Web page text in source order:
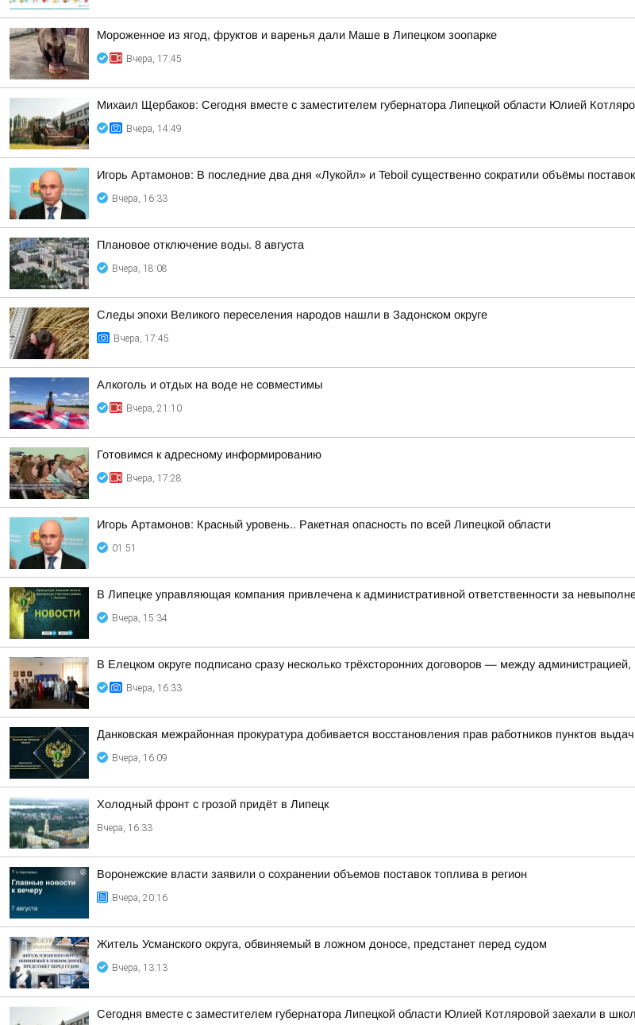
Мороженное из ягод, фруктов и варенья дали Маше в Липецком зоопарке
Вчера, 17:45
Михаил Щербаков: Сегодня вместе с заместителем губернатора Липецкой области Юлией
Вчера, 14:49
Игорь Артамонов: В последние два дня «Лукойл» и Teboil существенно сократили объёмы
Вчера, 16:33
Плановое отключение воды. 8 августа
Вчера, 18:08
Следы эпохи Великого переселения народов нашли в Задонском округе
Вчера, 17:45
Алкоголь и отдых на воде не совместимы
Вчера, 21:10
Готовимся к адресному информированию
Вчера, 17:28
Игорь Артамонов: Красный уровень.. Ракетная опасность по всей Липецкой области
01:51
В Липецке управляющая компания привлечена к административной ответственности за
Вчера, 15:34
В Елецком округе подписано сразу несколько трёхсторонних договоров — между
Вчера, 16:33
Данковская межрайонная прокуратура добивается восстановления прав работников пунктов
Вчера, 16:09
Холодный фронт с грозой придёт в Липецк
Вчера, 16:33
Воронежские власти заявили о сохранении объемов поставок топлива в регион
Вчера, 20:16
Житель Усманского округа, обвиняемый в ложном доносе, предстанет перед судом
Вчера, 13:13
Сегодня вместе с заместителем губернатора Липецкой области Юлией Котляровой заехали в